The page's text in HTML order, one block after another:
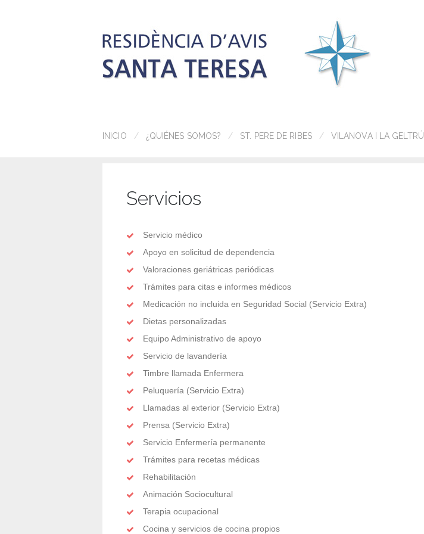
INICIO ¿QUIÉNES SOMOS? ST. PERE DE RIBES VILANOVA I LA GELTRÚ
Servicios
Servicio médico
Apoyo en solicitud de dependencia
Valoraciones geriátricas periódicas
Trámites para citas e informes médicos
Medicación no incluida en Seguridad Social (Servicio Extra)
Dietas personalizadas
Equipo Administrativo de apoyo
Servicio de lavandería
Timbre llamada Enfermera
Peluquería (Servicio Extra)
Llamadas al exterior (Servicio Extra)
Prensa (Servicio Extra)
Servicio Enfermería permanente
Trámites para recetas médicas
Rehabilitación
Animación Sociocultural
Terapia ocupacional
Cocina y servicios de cocina propios